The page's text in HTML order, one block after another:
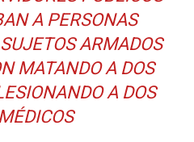
A PERSONAS
ARMADOS
MATANDO A DOS
A DOS